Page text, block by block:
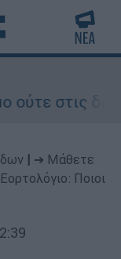
➔ Μάθετε
Ποιοι